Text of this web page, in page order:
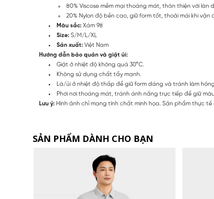
80% Viscose mềm mại thoáng mát, thân thiện với làn
20% Nylon độ bền cao, giữ form tốt, thoải mái khi vận
Màu sắc: Xám 98
Size: S/M/L/XL
Sản xuất: Việt Nam
Hướng dẫn bảo quản và giặt ủi:
Giặt ở nhiệt độ không quá 30°C.
Không sử dụng chất tẩy mạnh.
Là/ủi ở nhiệt độ thấp để giữ form dáng và tránh làm
Phơi nơi thoáng mát, tránh ánh nắng trực tiếp để giữ
Lưu ý: Hình ảnh chỉ mang tính chất minh họa. Sản phẩm thực
SẢN PHẨM DÀNH CHO BẠN